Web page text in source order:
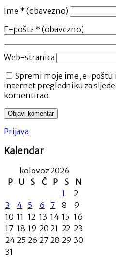
Ime * (obavezno)
E-pošta * (obavezno)
Web-stranica
Spremi moje ime, e-
internet pregledniku za
komentirao.
Prijava
Kalendar
kolovoz 2026
P
U S Č P S
N
1
2
3
4 5 6 7 8
9
10 11 12 13 14 15 16
17 18 19 20 21 22 23
24 25 26 27 28 29 30
31